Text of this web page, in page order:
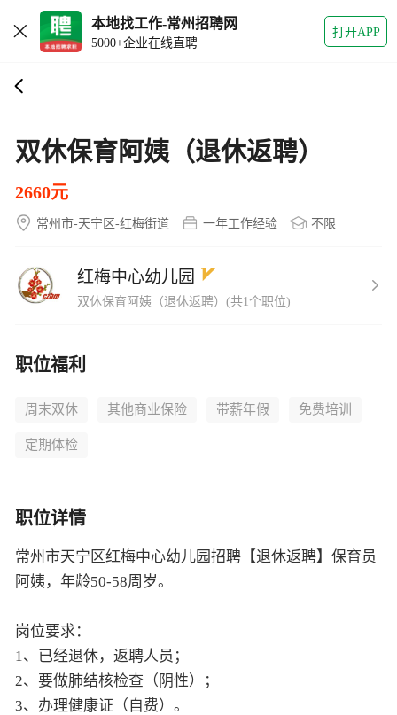
本地找工作-常州招聘网
5000+企业在线直聘
打开APP
双休保育阿姨（退休返聘）
2660元
常州市-天宁区-红梅街道 一年工作经验 不限
红梅中心幼儿园
双休保育阿姨（退休返聘）(共1个职位)
职位福利
周末双休 其他商业保险 带薪年假 免费培训
定期体检
职位详情
常州市天宁区红梅中心幼儿园招聘【退休返聘】保育员
阿姨，年龄50-58周岁。
岗位要求：
1、已经退休，返聘人员；
2、要做肺结核检查（阴性）；
3、办理健康证（自费）。